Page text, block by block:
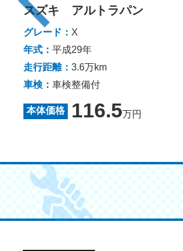
スズキ アルトラパン
グレード： X
年式： 平成29年
走行距離： 3.6万km
車検： 車検整備付
本体価格 116.5万円